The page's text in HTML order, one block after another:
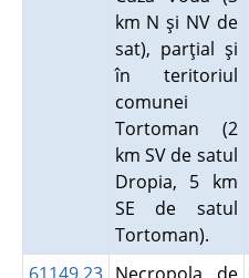
km N şi NV de
sat), parţial şi
în teritoriul
comunei
Tortoman (2
km SV de satul
Dropia, 5 km
SE de satul
Tortoman).